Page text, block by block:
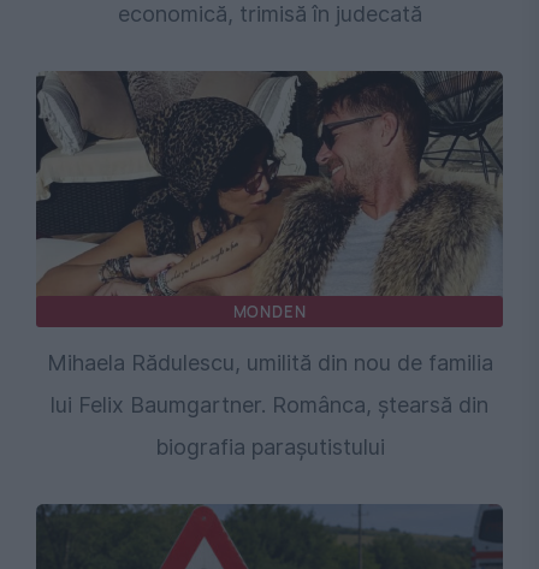
economică, trimisă în judecată
MONDEN
Mihaela Rădulescu, umilită din nou de familia
lui Felix Baumgartner. Românca, ștearsă din
biografia parașutistului